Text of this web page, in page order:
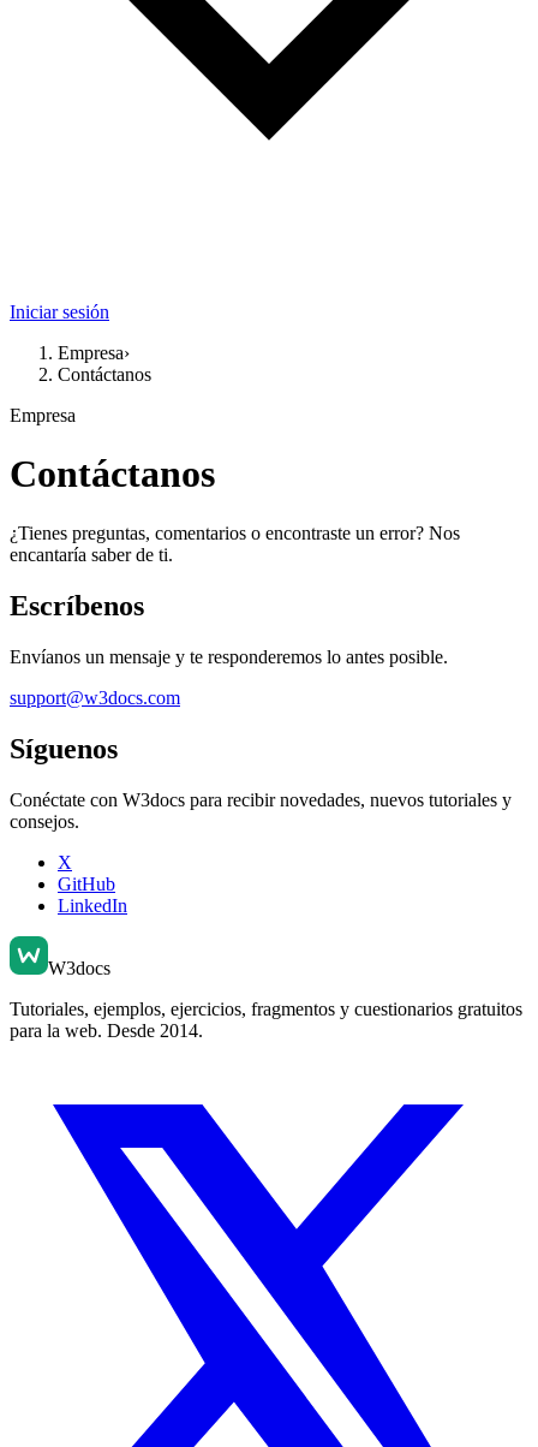
Iniciar sesión
Empresa›
Contáctanos
Empresa
Contáctanos
¿Tienes preguntas, comentarios o encontraste un error? Nos
encantaría saber de ti.
Escríbenos
Envíanos un mensaje y te responderemos lo antes posible.
support@w3docs.com
Síguenos
Conéctate con W3docs para recibir novedades, nuevos tutoriales y
consejos.
X
GitHub
LinkedIn
W3docs
Tutoriales, ejemplos, ejercicios, fragmentos y cuestionarios gratuitos
para la web. Desde 2014.